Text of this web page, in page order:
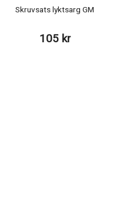
Skruvsats lyktsarg GM
105 kr